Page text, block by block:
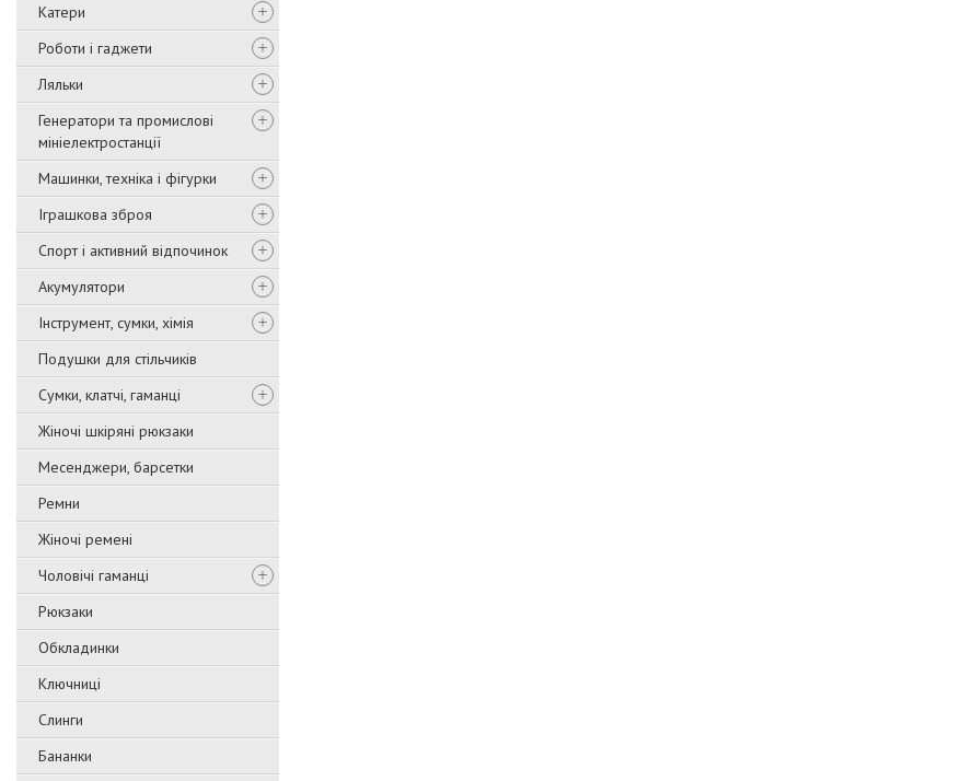
Катери
Роботи і гаджети
Ляльки
Генератори та промислові
мініелектростанції
Машинки, техніка і фігурки
Іграшкова зброя
Спорт і активний відпочинок
Акумулятори
Інструмент, сумки, хімія
Подушки для стільчиків
Сумки, клатчі, гаманці
Жіночі шкіряні рюкзаки
Месенджери, барсетки
Ремни
Жіночі ремені
Чоловічі гаманці
Рюкзаки
Обкладинки
Ключниці
Слинги
Бананки